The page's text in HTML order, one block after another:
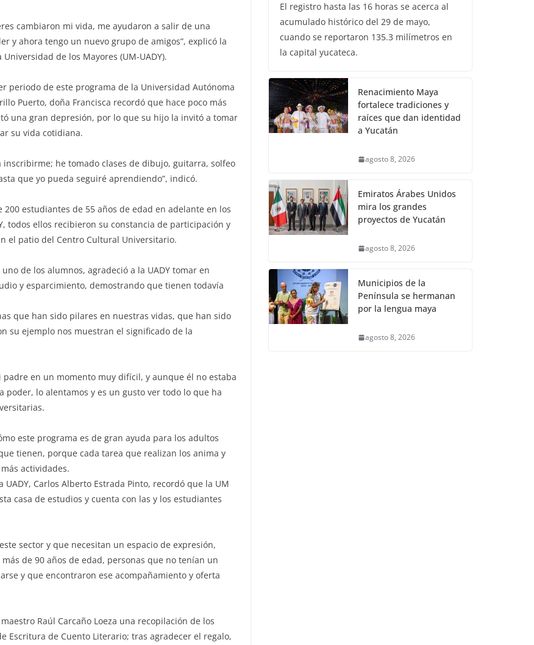
cambiaron mi vida, me ayudaron a salir de una
y ahora tengo un nuevo grupo de amigos”, explicó la
de los Mayores (UM-UADY).
periodo de este programa de la Universidad Autónoma
Puerto, doña Francisca recordó que hace poco más
una gran depresión, por lo que su hijo la invitó a tomar
su vida cotidiana.
he tomado clases de dibujo, guitarra, solfeo
que yo pueda seguiré aprendiendo”, indicó.
estudiantes de 55 años de edad en adelante en los
todos ellos recibieron su constancia de participación y
el patio del Centro Cultural Universitario.
de los alumnos, agradeció a la UADY tomar en
y esparcimiento, demostrando que tienen todavía
que han sido pilares en nuestras vidas, que han sido
su ejemplo nos muestran el significado de la
en un momento muy difícil, y aunque él no estaba
lo alentamos y es un gusto ver todo lo que ha
este programa es de gran ayuda para los adultos
tienen, porque cada tarea que realizan los anima y
actividades.
Carlos Alberto Estrada Pinto, recordó que la UM
casa de estudios y cuenta con las y los estudiantes
sector y que necesitan un espacio de expresión,
de 90 años de edad, personas que no tenían un
y que encontraron ese acompañamiento y oferta
Raúl Carcaño Loeza una recopilación de los
Escritura de Cuento Literario; tras agradecer el regalo,
El registro hasta las 16 horas se acerca al
acumulado histórico del 29 de mayo,
cuando se reportaron 135.3 milímetros en
la capital yucateca.
Renacimiento Maya
fortalece tradiciones y
raíces que dan identidad
a Yucatán
agosto 8, 2026
Emiratos Árabes Unidos
mira los grandes
proyectos de Yucatán
agosto 8, 2026
Municipios de la
Península se hermanan
por la lengua maya
agosto 8, 2026